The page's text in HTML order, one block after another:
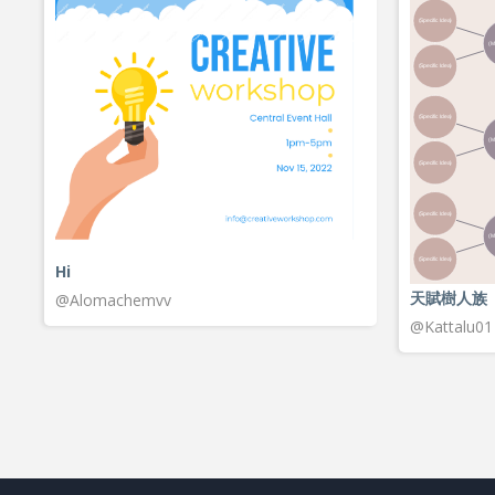
Hi
@Alomachemvv
天賦樹人族
@Kattalu01